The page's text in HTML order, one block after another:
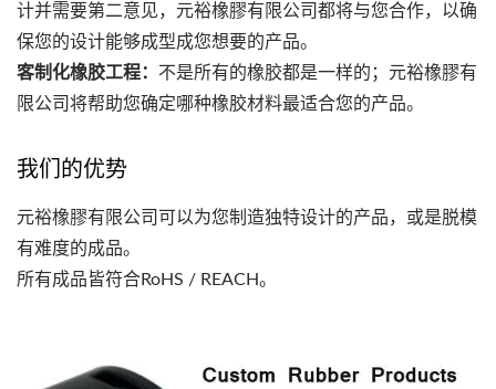
计并需要第二意见，元裕橡膠有限公司都将与您合作，以确
保您的设计能够成型成您想要的产品。
客制化橡胶工程： 不是所有的橡胶都是一样的；元裕橡膠有
限公司将帮助您确定哪种橡胶材料最适合您的产品。
我们的优势
元裕橡膠有限公司可以为您制造独特设计的产品，或是脱模
有难度的成品。
所有成品皆符合RoHS / REACH。